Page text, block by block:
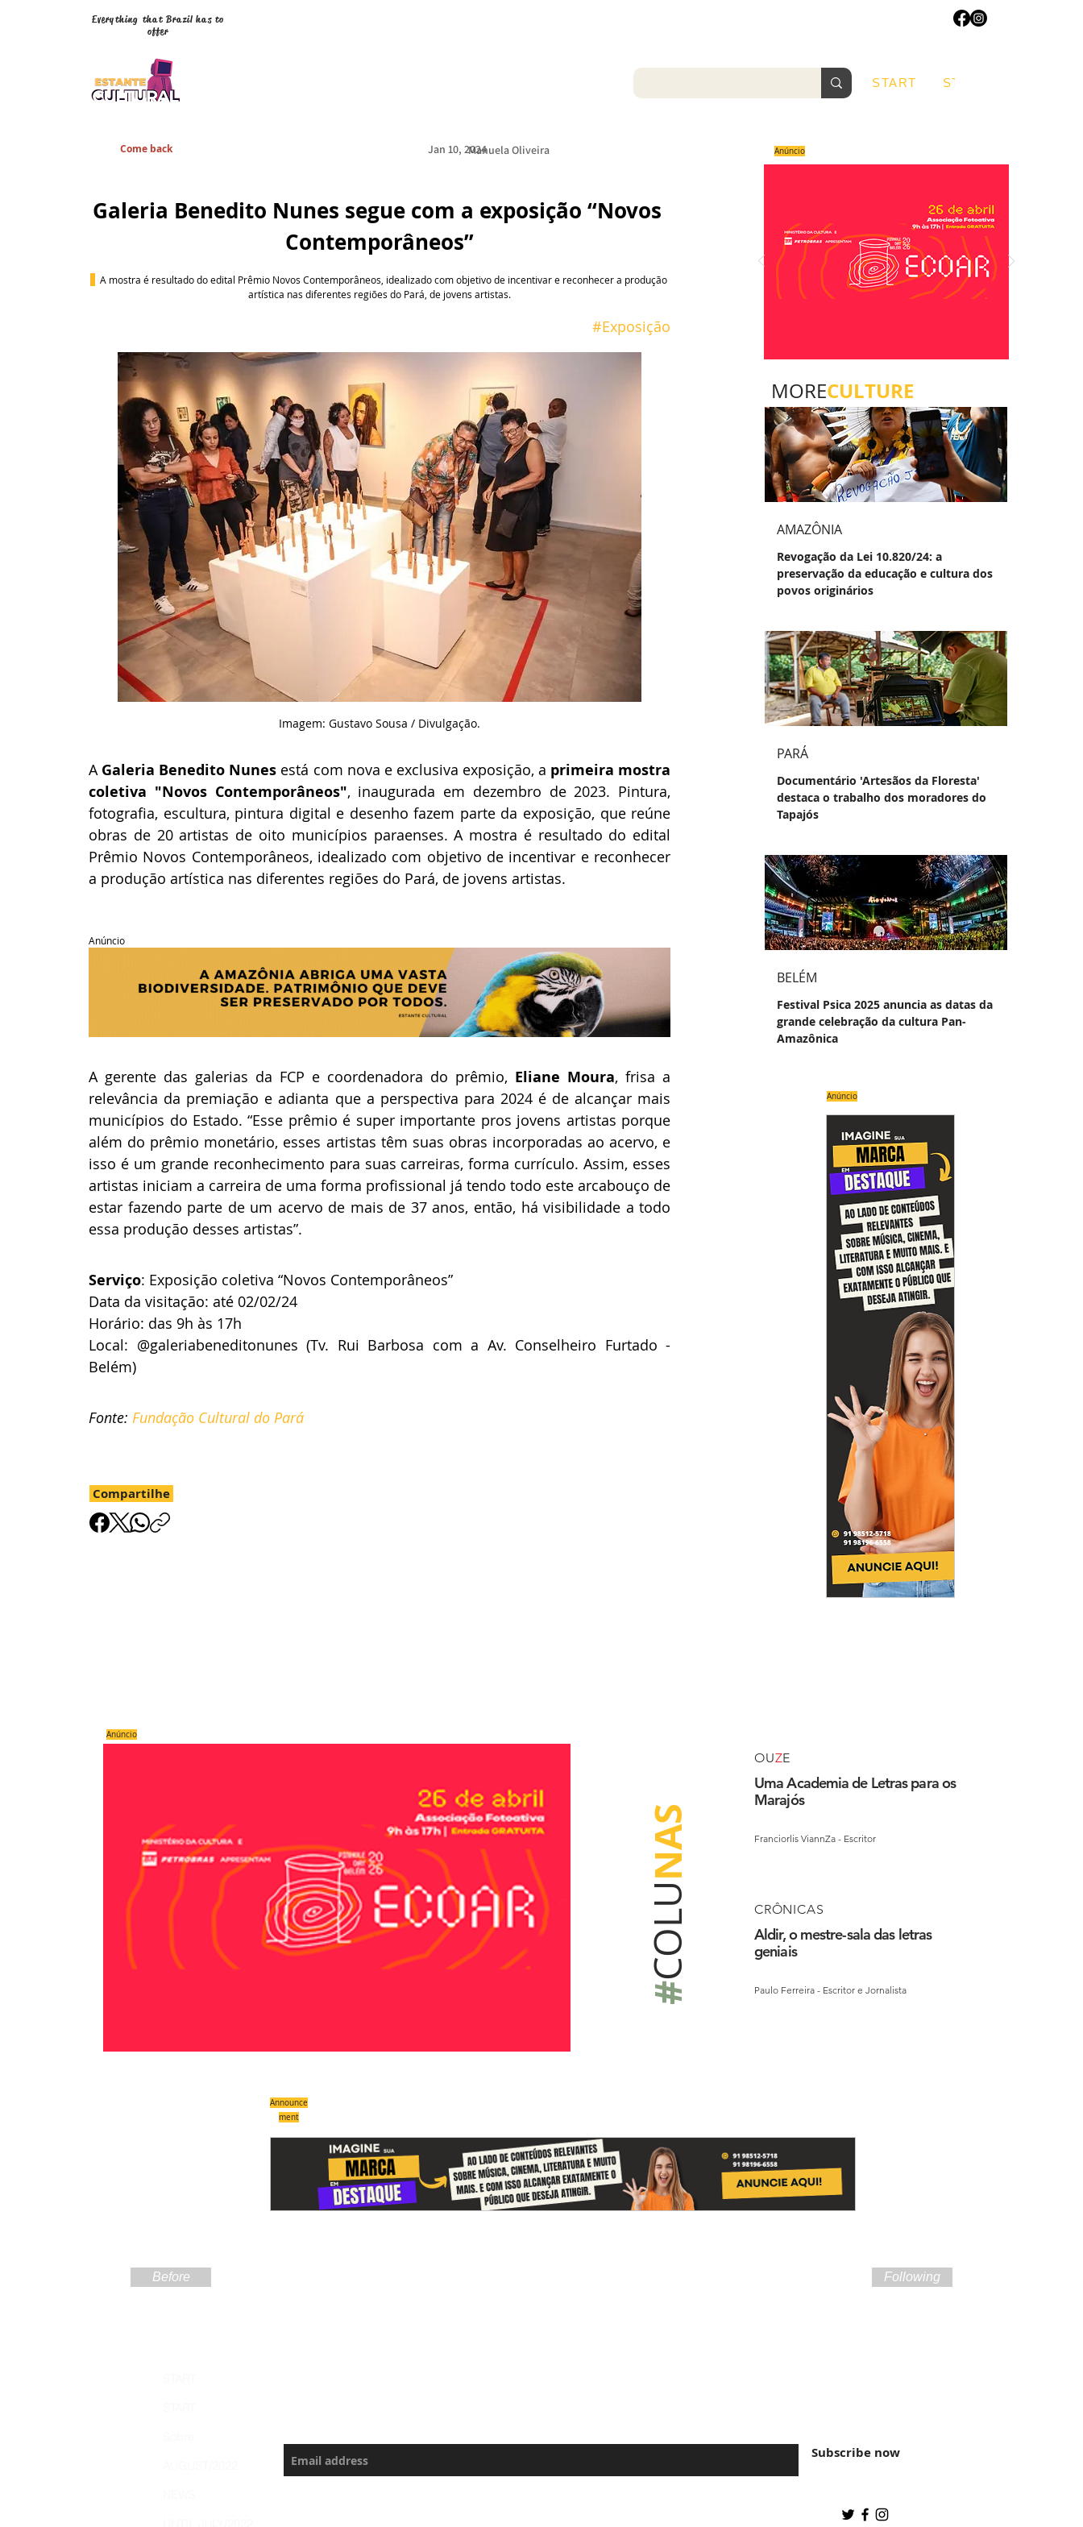
Everything that Brazil has to
offer
START START
Come back Jan 10, 2024Manuela Oliveira
Galeria Benedito Nunes segue com a exposição “Novos
Contemporâneos”
A mostra é resultado do edital Prêmio Novos Contemporâneos, idealizado com objetivo de incentivar e reconhecer a produção
artística nas diferentes regiões do Pará, de jovens artistas.
#Exposição
Imagem: Gustavo Sousa / Divulgação.
A Galeria Benedito Nunes está com nova e exclusiva exposição, a primeira mostra
coletiva "Novos Contemporâneos", inaugurada em dezembro de 2023. Pintura,
fotografia, escultura, pintura digital e desenho fazem parte da exposição, que reúne
obras de 20 artistas de oito municípios paraenses. A mostra é resultado do edital
Prêmio Novos Contemporâneos, idealizado com objetivo de incentivar e reconhecer
a produção artística nas diferentes regiões do Pará, de jovens artistas.
Anúncio
A gerente das galerias da FCP e coordenadora do prêmio, Eliane Moura, frisa a
relevância da premiação e adianta que a perspectiva para 2024 é de alcançar mais
municípios do Estado. “Esse prêmio é super importante pros jovens artistas porque
além do prêmio monetário, esses artistas têm suas obras incorporadas ao acervo, e
isso é um grande reconhecimento para suas carreiras, forma currículo. Assim, esses
artistas iniciam a carreira de uma forma profissional já tendo todo este arcabouço de
estar fazendo parte de um acervo de mais de 37 anos, então, há visibilidade a todo
essa produção desses artistas”.
Serviço: Exposição coletiva “Novos Contemporâneos”
Data da visitação: até 02/02/24
Horário: das 9h às 17h
Local: @galeriabeneditonunes (Tv. Rui Barbosa com a Av. Conselheiro Furtado -
Belém)
Fonte: Fundação Cultural do Pará
Compartilhe
Anúncio
MORECULTURE
AMAZÔNIA
Revogação da Lei 10.820/24: a
preservação da educação e cultura dos
povos originários
PARÁ
Documentário 'Artesãos da Floresta'
destaca o trabalho dos moradores do
Tapajós
BELÉM
Festival Psica 2025 anuncia as datas da
grande celebração da cultura Pan-
Amazônica
Anúncio
#
COLU
NAS
OUZE
Uma Academia de Letras para os
Marajós
Franciorlis ViannZa - Escritor
CRÔNICAS
Aldir, o mestre-sala das letras
geniais
Paulo Ferreira - Escritor e Jornalista
Anúncio
Announce
ment
Before Following
Subscribe now